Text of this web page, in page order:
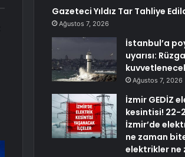
Gazeteci Yıldız Tar Tahliye
Ağustos 7, 2026
İstanbul’a
uyarısı:
Ağustos 7, 2026
İzmir GEDİZ
kesintisi! 22-
İzmir’de
ne zaman
elektrikler ne